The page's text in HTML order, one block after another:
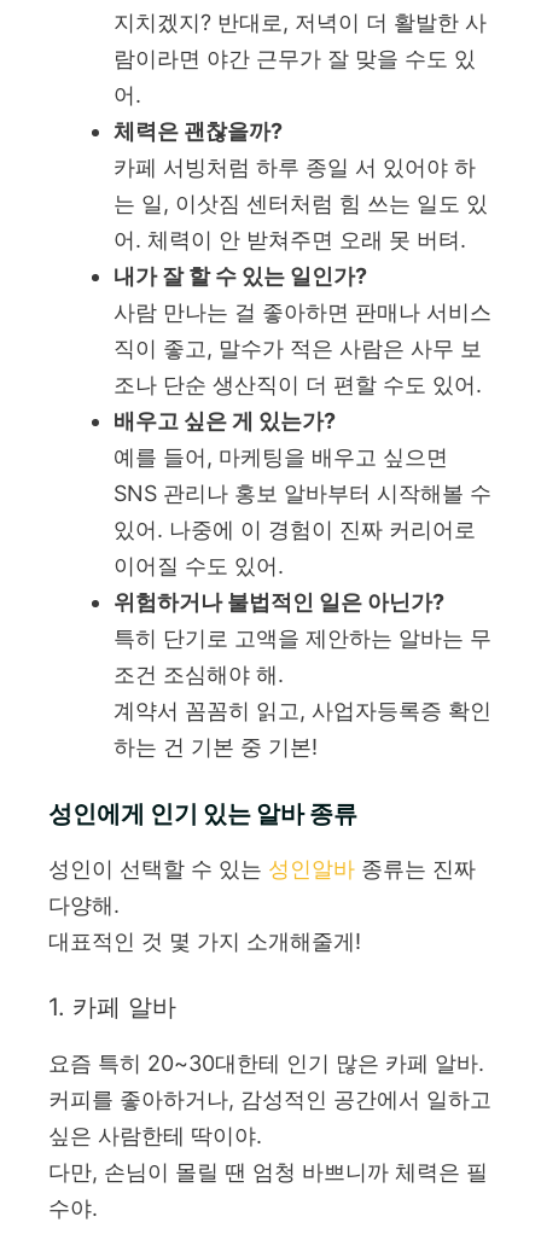
지치겠지? 반대로, 저녁이 더 활발한 사
람이라면 야간 근무가 잘 맞을 수도 있
어.
체력은 괜찮을까?
카페 서빙처럼 하루 종일 서 있어야 하
는 일, 이삿짐 센터처럼 힘 쓰는 일도 있
어. 체력이 안 받쳐주면 오래 못 버텨.
내가 잘 할 수 있는 일인가?
사람 만나는 걸 좋아하면 판매나 서비스
직이 좋고, 말수가 적은 사람은 사무 보
조나 단순 생산직이 더 편할 수도 있어.
배우고 싶은 게 있는가?
예를 들어, 마케팅을 배우고 싶으면
SNS 관리나 홍보 알바부터 시작해볼 수
있어. 나중에 이 경험이 진짜 커리어로
이어질 수도 있어.
위험하거나 불법적인 일은 아닌가?
특히 단기로 고액을 제안하는 알바는 무
조건 조심해야 해.
계약서 꼼꼼히 읽고, 사업자등록증 확인
하는 건 기본 중 기본!
성인에게 인기 있는 알바 종류
성인이 선택할 수 있는 성인알바 종류는 진짜
다양해.
대표적인 것 몇 가지 소개해줄게!
1. 카페 알바
요즘 특히 20~30대한테 인기 많은 카페 알바.
커피를 좋아하거나, 감성적인 공간에서 일하고
싶은 사람한테 딱이야.
다만, 손님이 몰릴 땐 엄청 바쁘니까 체력은 필
수야.